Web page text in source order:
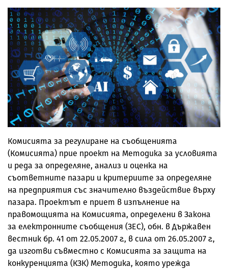
Комисията за регулиране на съобщенията
(Комисията) прие проект на Методика за условията
и редa за определяне, анализ и оценка на
съответните пазари и критериите за определяне
на предприятия със значително въздействие върху
пазара. Проектът е приет в изпълнение на
правомощията на Комисията, определени в Закона
за електронните съобщения (ЗЕС), обн. в Държавен
вестник бр. 41 от 22.05.2007 г., в сила от 26.05.2007 г.,
да изготви съвместно с Комисията за защита на
конкуренцията (КЗК) Методика, която урежда